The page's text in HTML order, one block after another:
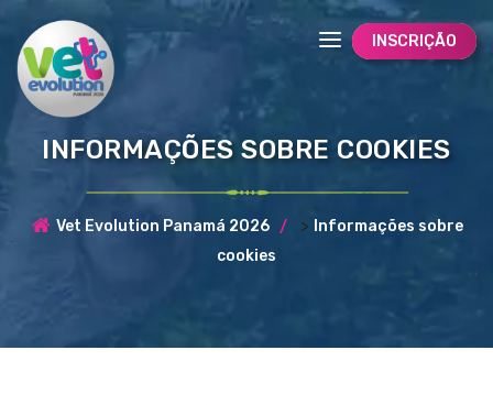
INSCRIÇÃO
INFORMAÇÕES SOBRE COOKIES
Vet Evolution Panamá 2026 > Informações sobre
cookies